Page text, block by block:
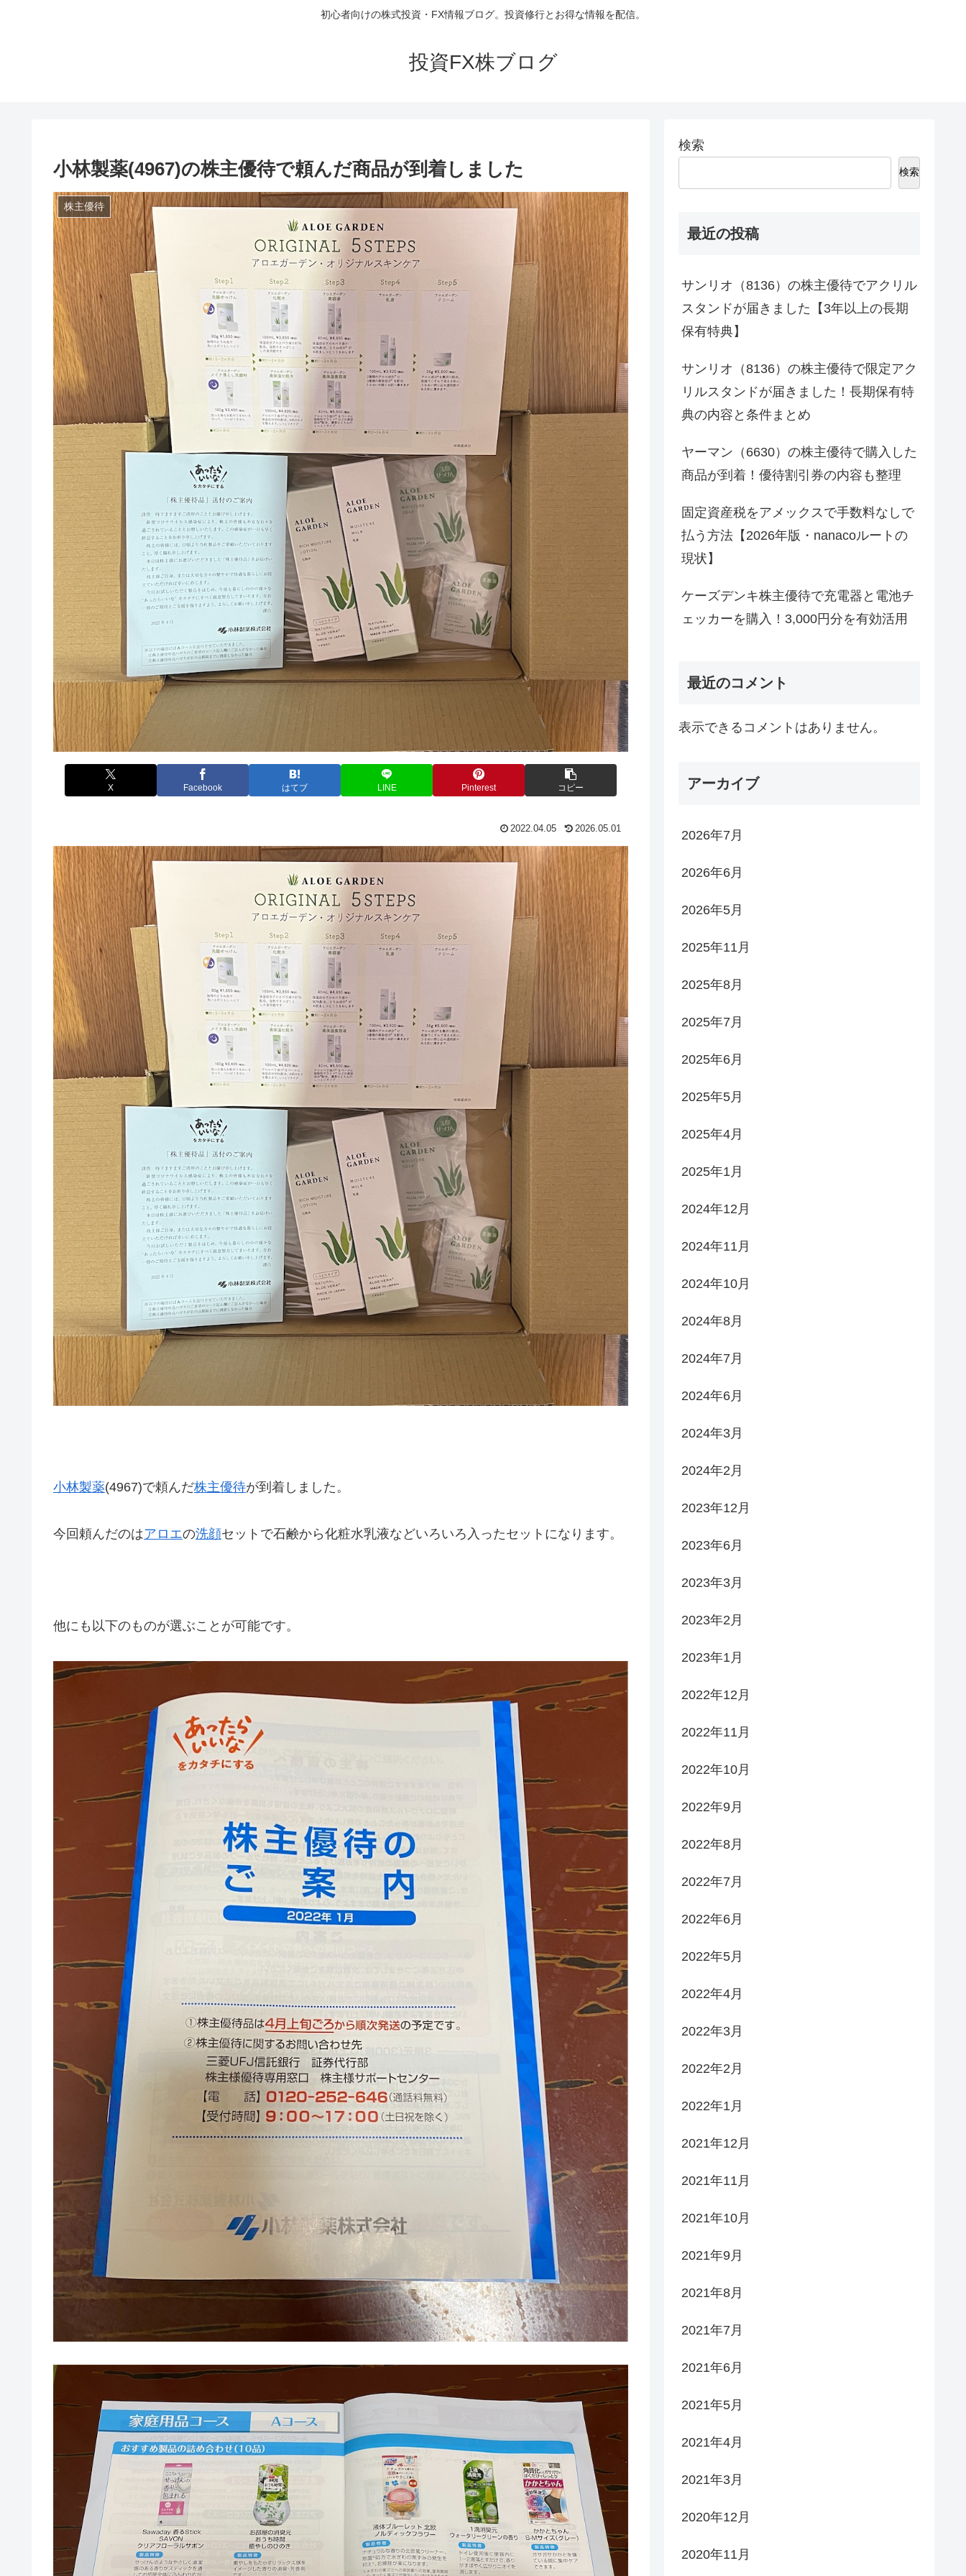
初心者向けの株式投資・FX情報ブログ。投資修行とお得な情報を配信。
投資FX株ブログ
小林製薬(4967)の株主優待で頼んだ商品が到着しました
株主優待
X Facebook はてブ LINE Pinterest コピー
2022.04.05 2026.05.01
小林製薬(4967)で頼んだ株主優待が到着しました。
今回頼んだのはアロエの洗顔セットで石鹸から化粧水乳液などいろいろ入ったセットになります。
他にも以下のものが選ぶことが可能です。
検索
検索
最近の投稿
サンリオ（8136）の株主優待でアクリル
スタンドが届きました【3年以上の長期
保有特典】
サンリオ（8136）の株主優待で限定アク
リルスタンドが届きました！長期保有特
典の内容と条件まとめ
ヤーマン（6630）の株主優待で購入した
商品が到着！優待割引券の内容も整理
固定資産税をアメックスで手数料なしで
払う方法【2026年版・nanacoルートの
現状】
ケーズデンキ株主優待で充電器と電池チ
ェッカーを購入！3,000円分を有効活用
最近のコメント
表示できるコメントはありません。
アーカイブ
2026年7月
2026年6月
2026年5月
2025年11月
2025年8月
2025年7月
2025年6月
2025年5月
2025年4月
2025年1月
2024年12月
2024年11月
2024年10月
2024年8月
2024年7月
2024年6月
2024年3月
2024年2月
2023年12月
2023年6月
2023年3月
2023年2月
2023年1月
2022年12月
2022年11月
2022年10月
2022年9月
2022年8月
2022年7月
2022年6月
2022年5月
2022年4月
2022年3月
2022年2月
2022年1月
2021年12月
2021年11月
2021年10月
2021年9月
2021年8月
2021年7月
2021年6月
2021年5月
2021年4月
2021年3月
2020年12月
2020年11月